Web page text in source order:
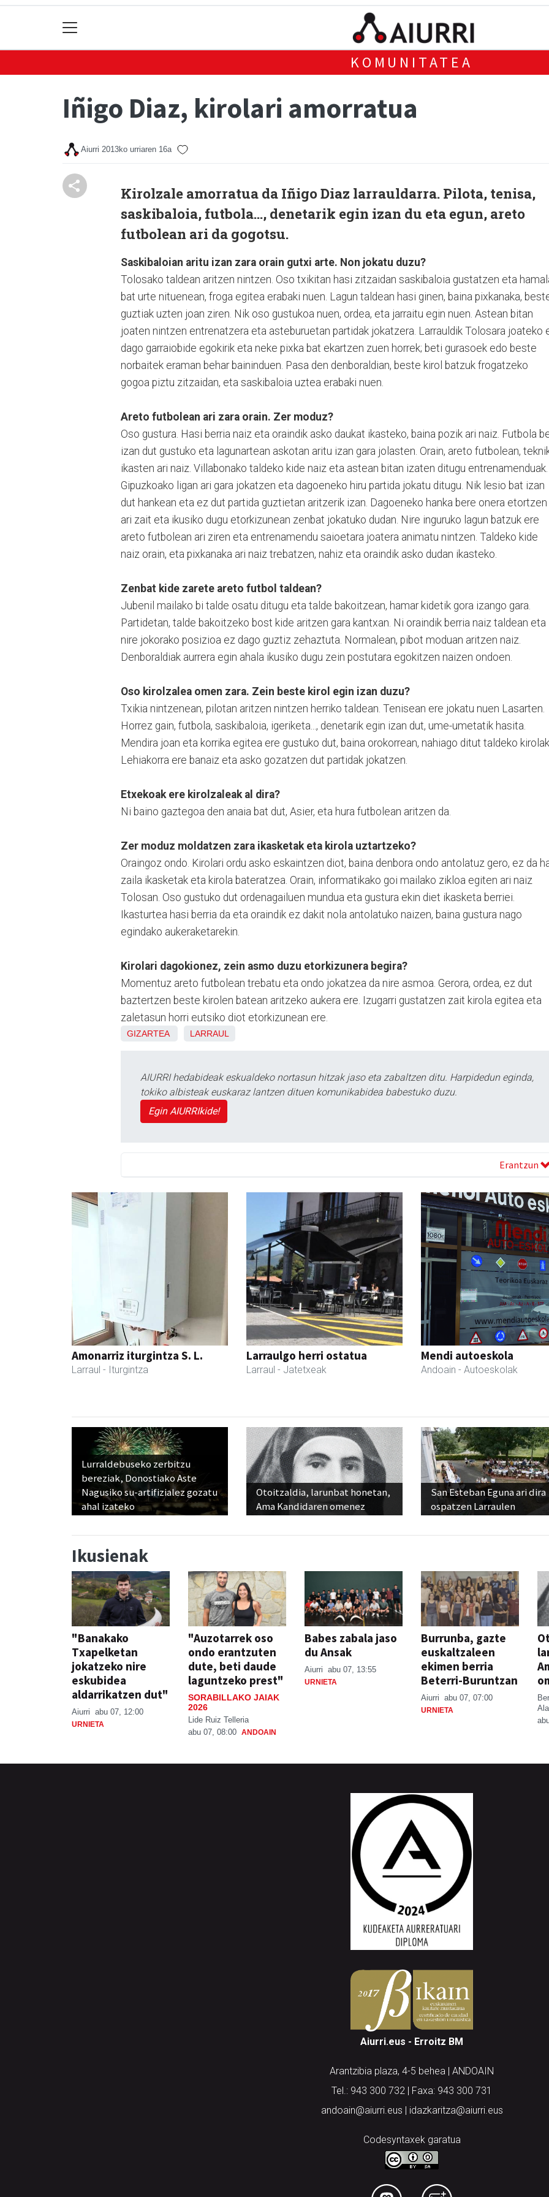
KOMUNITATEA
Iñigo Diaz, kirolari amorratua
Aiurri 2013ko urriaren 16a
Kirolzale amorratua da Iñigo Diaz larrauldarra. Pilota, tenisa,
saskibaloia, futbola..., denetarik egin izan du eta egun, areto
futbolean ari da gogotsu.
Saskibaloian aritu izan zara orain gutxi arte. Non jokatu duzu?
Tolosako taldean aritzen nintzen. Oso txikitan hasi zitzaidan saskibaloia gustatzen eta
bat urte nituenean, froga egitea erabaki nuen. Lagun taldean hasi ginen, baina pixkanaka,
guztiak uzten joan ziren. Nik oso gustukoa nuen, ordea, eta jarraitu egin nuen. Astean bitan
joaten nintzen entrenatzera eta asteburuetan partidak jokatzera. Larrauldik Tolosara joateko
dago garraiobide egokirik eta neke pixka bat ekartzen zuen horrek; beti gurasoek edo beste
norbaitek eraman behar baininduen. Pasa den denboraldian, beste kirol batzuk frogatzeko
gogoa piztu zitzaidan, eta saskibaloia uztea erabaki nuen.
Areto futbolean ari zara orain. Zer moduz?
Oso gustura. Hasi berria naiz eta oraindik asko daukat ikasteko, baina pozik ari naiz. Futbola
izan dut gustuko eta lagunartean askotan aritu izan gara jolasten. Orain, areto futbolean,
ikasten ari naiz. Villabonako taldeko kide naiz eta astean bitan izaten ditugu entrenamenduak.
Gipuzkoako ligan ari gara jokatzen eta dagoeneko hiru partida jokatu ditugu. Nik lesio bat izan
dut hankean eta ez dut partida guztietan aritzerik izan. Dagoeneko hanka bere onera etortzen
ari zait eta ikusiko dugu etorkizunean zenbat jokatuko dudan. Nire inguruko lagun batzuk ere
areto futbolean ari ziren eta entrenamendu saioetara joatera animatu nintzen. Taldeko kide
naiz orain, eta pixkanaka ari naiz trebatzen, nahiz eta oraindik asko dudan ikasteko.
Zenbat kide zarete areto futbol taldean?
Jubenil mailako bi talde osatu ditugu eta talde bakoitzean, hamar kidetik gora izango gara.
Partidetan, talde bakoitzeko bost kide aritzen gara kantxan. Ni oraindik berria naiz taldean eta
nire jokorako posizioa ez dago guztiz zehaztuta. Normalean, pibot moduan aritzen naiz.
Denboraldiak aurrera egin ahala ikusiko dugu zein postutara egokitzen naizen ondoen.
Oso kirolzalea omen zara. Zein beste kirol egin izan duzu?
Txikia nintzenean, pilotan aritzen nintzen herriko taldean. Tenisean ere jokatu nuen Lasarten.
Horrez gain, futbola, saskibaloia, igeriketa..., denetarik egin izan dut, ume-umetatik hasita.
Mendira joan eta korrika egitea ere gustuko dut, baina orokorrean, nahiago ditut taldeko
Lehiakorra ere banaiz eta asko gozatzen dut partidak jokatzen.
Etxekoak ere kirolzaleak al dira?
Ni baino gaztegoa den anaia bat dut, Asier, eta hura futbolean aritzen da.
Zer moduz moldatzen zara ikasketak eta kirola uztartzeko?
Oraingoz ondo. Kirolari ordu asko eskaintzen diot, baina denbora ondo antolatuz gero, ez da
zaila ikasketak eta kirola bateratzea. Orain, informatikako goi mailako zikloa egiten ari naiz
Tolosan. Oso gustuko dut ordenagailuen mundua eta gustura ekin diet ikasketa berriei.
Ikasturtea hasi berria da eta oraindik ez dakit nola antolatuko naizen, baina gustura nago
egindako aukeraketarekin.
Kirolari dagokionez, zein asmo duzu etorkizunera begira?
Momentuz areto futbolean trebatu eta ondo jokatzea da nire asmoa. Gerora, ordea, ez dut
baztertzen beste kirolen batean aritzeko aukera ere. Izugarri gustatzen zait kirola egitea eta
zaletasun horri eutsiko diot etorkizunean ere.
GIZARTEA LARRAUL
AIURRI hedabideak eskualdeko nortasun hitzak jaso eta zabaltzen ditu. Harpidedun eginda,
tokiko albisteak euskaraz lantzen dituen komunikabidea babestuko duzu.
Egin AIURRIkide!
Erantzun
Amonarriz iturgintza S. L.
Larraul - Iturgintza
Larraulgo herri ostatua
Larraul - Jatetxeak
Mendi autoeskola
Andoain - Autoeskolak
Lurraldebuseko zerbitzu
bereziak, Donostiako Aste
Nagusiko su-artifizialez gozatu
ahal izateko
Otoitzaldia, larunbat honetan,
Ama Kandidaren omenez
San Esteban Eguna ari dira
ospatzen Larraulen
Ikusienak
"Banakako
Txapelketan
jokatzeko nire
eskubidea
aldarrikatzen dut"
Aiurri abu 07, 12:00
URNIETA
"Auzotarrek oso
ondo erantzuten
dute, beti daude
laguntzeko prest"
SORABILLAKO JAIAK
2026
Lide Ruiz Telleria
abu 07, 08:00 ANDOAIN
Babes zabala jaso
du Ansak
Aiurri abu 07, 13:55
URNIETA
Burrunba, gazte
euskaltzaleen
ekimen berria
Beterri-Buruntzan
Aiurri abu 07, 07:00
URNIETA
Aiurri.eus - Erroitz BM
Arantzibia plaza, 4-5 behea | ANDOAIN
Tel.: 943 300 732 | Faxa: 943 300 731
andoain@aiurri.eus | idazkaritza@aiurri.eus
Codesyntaxek garatua